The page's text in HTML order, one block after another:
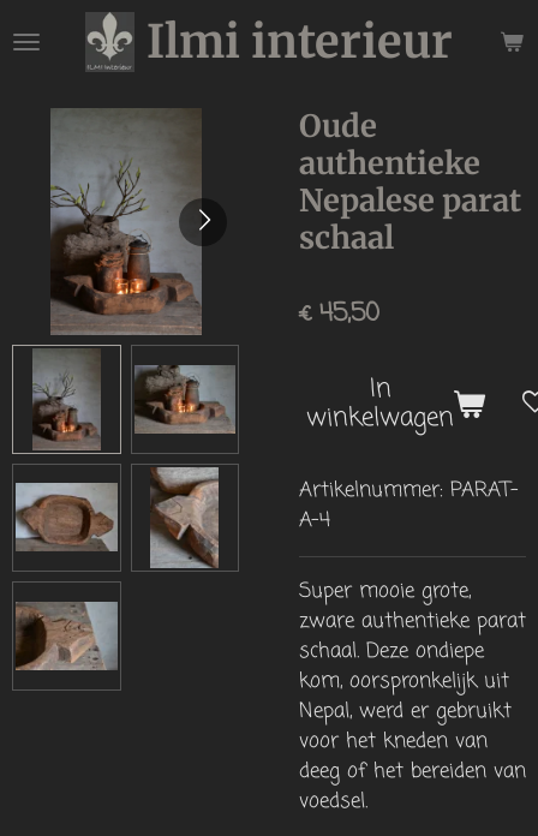
direct
Ilmi interieur
Oude
authentieke
Nepalese parat
schaal
€ 45,50
In
winkelwagen
Artikelnummer: PARAT-
A-4
Super mooie grote,
zware authentieke parat
schaal. Deze ondiepe
kom, oorspronkelijk uit
Nepal, werd er gebruikt
voor het kneden van
deeg of het bereiden van
voedsel.